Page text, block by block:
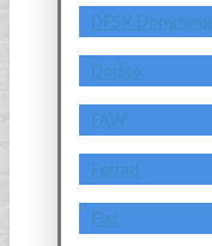
DFSK Dongfeng
Dodge
FAW
Ferrari
Fiat